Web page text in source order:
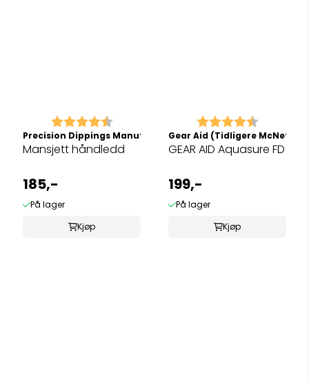
Karakter: 4.8 av 5 mulige
Precision Dippings Manufacturing
Mansjett håndledd
185,-
På lager
Kjøp
Karakter: 4.6 av 5
Gear Aid (Tidligere McNett)
GEAR AID Aquasure FD
199,-
På lager
Kjøp